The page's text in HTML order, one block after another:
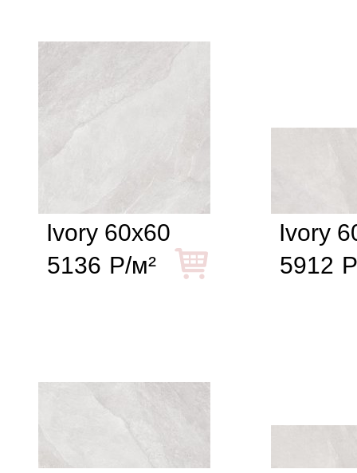
Ivory 60x60
5136 Р/м²
Ivory
5912